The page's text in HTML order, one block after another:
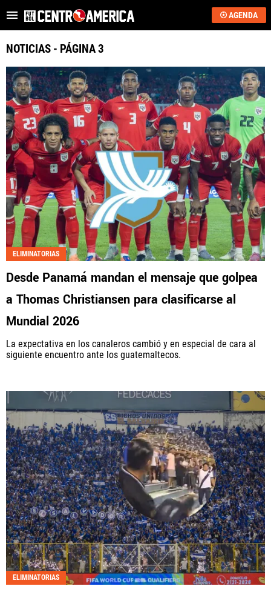
AGENDA
Critican a Washington Ortega
ÚLTIMAS NOTICIAS
SAPRISSA
ALAJUELENSE
KEYLOR NAVAS
COSTA RICA
HONDURAS
GUATEMALA
EL SALVADOR
PANAMÁ
NICARAGUA
CONCACAF
QUIENES SOMOS | STAFF | CONTACTO
Términos y Condiciones
Políticas de Privacidad
Política Editorial
Ad Choices
Fútbol Centroamérica, al igual que Futbol Sites, es
una compañía perteneciente a Better Collective.
Todos los derechos reservados.
NOTICIAS - PÁGINA 3
ELIMINATORIAS
Desde Panamá mandan el mensaje que golpea
a Thomas Christiansen para clasificarse al
Mundial 2026
La expectativa en los canaleros cambió y en especial de cara al
siguiente encuentro ante los guatemaltecos.
ELIMINATORIAS